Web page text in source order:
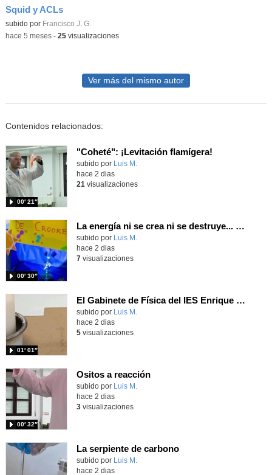
Squid y ACLs
Contenido educativo.
subido por Francisco J. G.
-hace 5 meses- 25visualizaciones
Ver más del mismo autor
Contenidos relacionados:
"Coheté": ¡Levitación flamígera!
Contenido educativo.
subido por Luis M.
00′ 21″
hace 2 dias
21 visualizaciones
La energía ni se crea ni se destruye... ¡se experimenta! El Tierno en la Feria Madrid es Ciencia 2026
Contenido educativo.
subido por Luis M.
00′ 30″
hace 2 dias
7visualizaciones
El Gabinete de Física del IES Enrique Tierno Galván de Parla (Curso 25-26)
Contenido educativo.
subido por Luis M.
01′ 01″
hace 2 dias
5visualizaciones
Ositos a reacción
Contenido educativo.
subido por Luis M.
00′ 32″
hace 2 dias
3visualizaciones
La serpiente de carbono
Contenido educativo.
subido por Luis M.
hace 2 dias